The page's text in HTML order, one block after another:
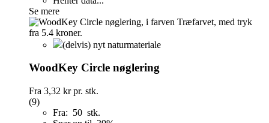
Se mere
(delvis) nyt naturmateriale
WoodKey Circle nøglering
Fra 3,32 krpr. stk.
(9)
Fra: 50 stk.